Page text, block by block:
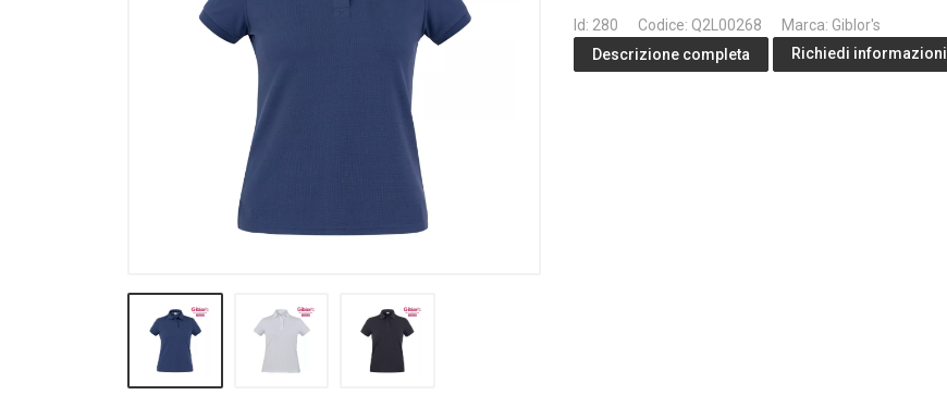
Id: 280 Codice: Q2L00268
Marca: Giblor's
Descrizione completa
Richiedi informazioni